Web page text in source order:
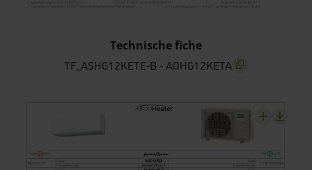
TF_ASHG12KETE-B - AOHG12KETA
TF_ASHG12KETE-B - AOHG12KETA
Technische fiche